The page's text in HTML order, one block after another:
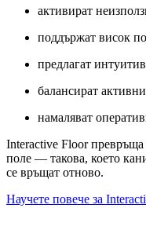
активират
поддържат висок
предлагат
балансират
намаляват
Interactive Floor
поле — такова, което
се връщат отново.
Научете повече за